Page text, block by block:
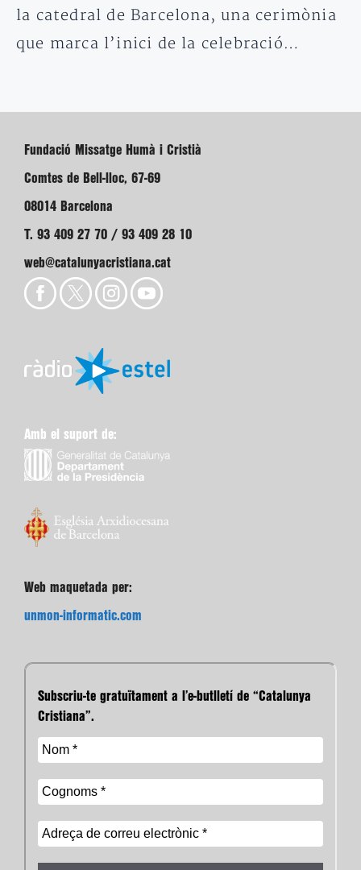
la catedral de Barcelona, una cerimònia
que marca l’inici de la celebració…
Fundació Missatge Humà i Cristià
Comtes de Bell-lloc, 67-69
08014 Barcelona
T. 93 409 27 70 / 93 409 28 10
web@catalunyacristiana.cat
Amb el suport de:
Web maquetada per:
unmon-informatic.com
Subscriu-te gratuïtament a l’e-butlletí de “Catalunya
Cristiana”.